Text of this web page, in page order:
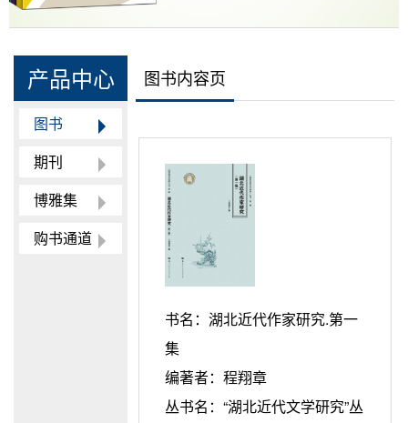
产品中心
图书
期刊
博雅集
购书通道
图书内容页
书名： 湖北近代作家研究.第一
集
编著者： 程翔章
丛书名： “湖北近代文学研究”丛